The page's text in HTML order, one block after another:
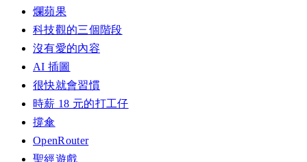
爛蘋果
科技觀的三個階段
沒有愛的內容
AI 插圖
很快就會習慣
時薪 18 元的打工仔
撐傘
OpenRouter
聖經遊戲